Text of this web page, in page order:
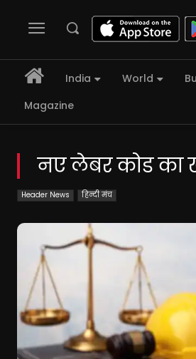
India World
Magazine
नए लेबर कोड का
Header News हिन्दी मंच